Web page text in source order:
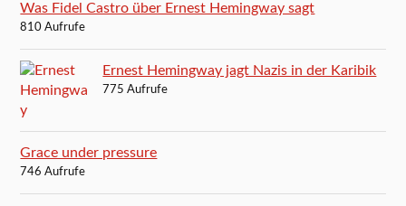
Was Fidel Castro über Ernest Hemingway sagt
810 Aufrufe
Ernest Hemingway jagt Nazis in der Karibik
775 Aufrufe
Grace under pressure
746 Aufrufe